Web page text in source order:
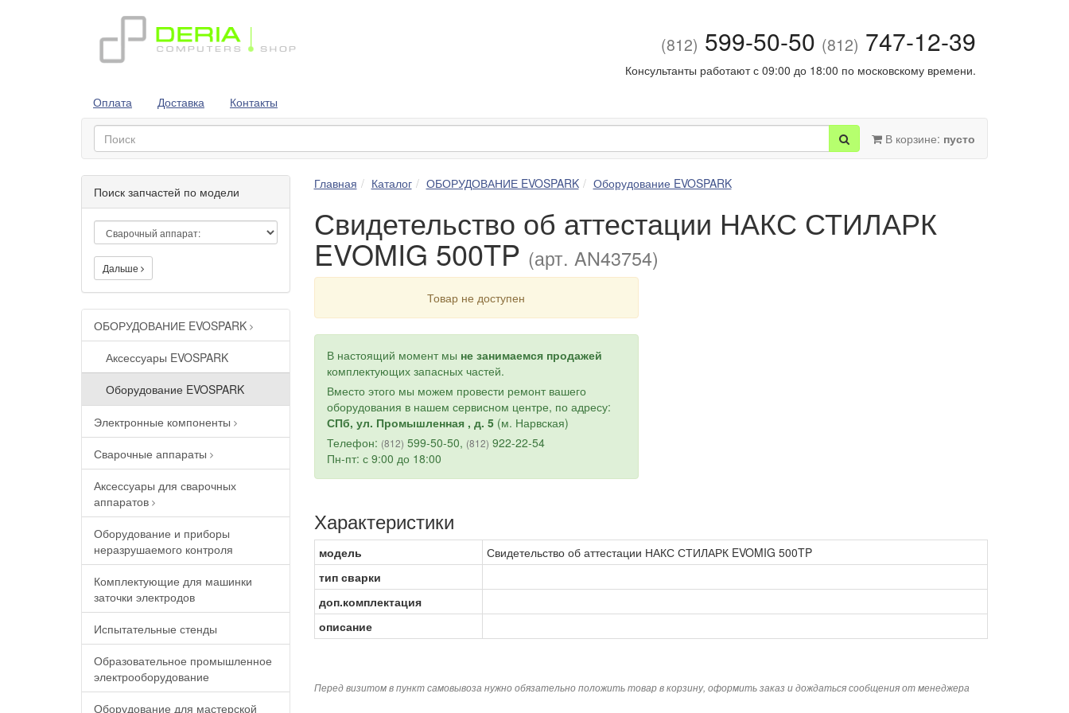
(812) 599-50-50 (812) 747-12-39
Консультанты работают с 09:00 до 18:00 по московскому времени.
Оплата
Доставка Контакты
В корзине: пусто
Поиск запчастей по модели
Дальше
ОБОРУДОВАНИЕ EVOSPARK
Аксессуары EVOSPARK
Оборудование EVOSPARK
Электронные компоненты
Сварочные аппараты
Аксессуары для сварочных
аппаратов
Оборудование и приборы
неразрушаемого контроля
Комплектующие для машинки
заточки электродов
Испытательные стенды
Образовательное промышленное
электрооборудование
Оборудование для мастерской
Главная Каталог ОБОРУДОВАНИЕ EVOSPARK Оборудование EVOSPARK
Свидетельство об аттестации НАКС СТИЛАРК
EVOMIG 500TP (арт. AN43754)
Товар не доступен
В настоящий момент мы не занимаемся продажей
комплектующих запасных частей.
Вместо этого мы можем провести ремонт вашего
оборудования в нашем сервисном центре, по адресу:
СПб, ул. Промышленная , д. 5(м. Нарвская)
Телефон: (812) 599-50-50, (812) 922-22-54
Пн-пт: с 9:00 до 18:00
Характеристики
модель
Свидетельство об аттестации НАКС СТИЛАРК EVOMIG 500TP
тип сварки
доп.комплектация
описание
Перед визитом в пункт самовывоза нужно обязательно положить товар в корзину, оформить заказ и дождаться сообщения от менеджера